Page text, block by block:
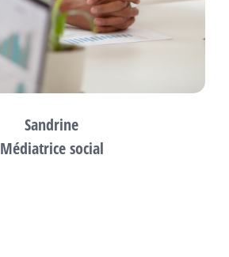
Sandrine
Médiatrice social